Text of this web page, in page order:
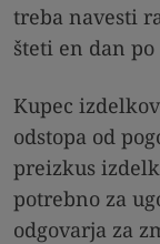
treba navesti
šteti en dan
Kupec
odstopa od
preizkus
potrebno za
odgovarja za